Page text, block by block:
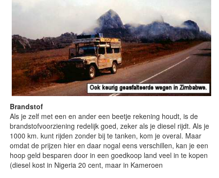
Brandstof
Als je zelf met een en ander een beetje rekening houdt, is de
brandstofvoorziening redelijk goed, zeker als je diesel rijdt. Als je
1000 km. kunt rijden zonder bij te tanken, kom je overal. Maar
omdat de prijzen hier en daar nogal eens verschillen, kan je een
hoop geld besparen door in een goedkoop land veel in te kopen
(diesel kost in Nigeria 20 cent, maar in Kameroen